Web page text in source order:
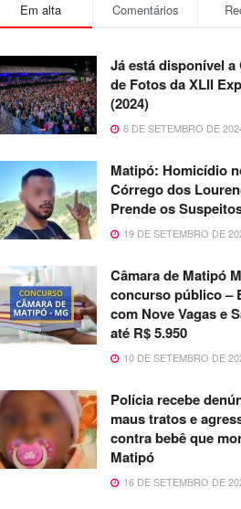
Em alta Comentários
Já está disponível a
de Fotos da XLII
(2024)
6 DE SETEMBRO DE
Matipó: Homicídio
Córrego dos
Prende os
19 DE SETEMBRO DE
Câmara de Matipó
concurso público –
com Nove Vagas e
até R$ 5.950
10 DE SETEMBRO DE
Polícia recebe
maus tratos e
contra bebê que
Matipó
16 DE SETEMBRO DE